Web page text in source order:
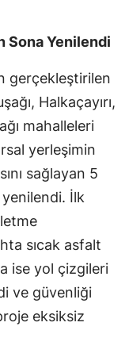
Sona Yenilendi
gerçekleştirilen
Halkaçayırı,
mahalleleri
yerleşimin
sağlayan 5
İlk
sıcak asfalt
ise yol çizgileri
ve güvenliği
eksiksiz